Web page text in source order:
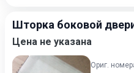
Шторка боковой
Цена не указана
Ориг.